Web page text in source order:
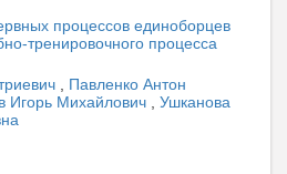
процессов единоборцев
тренировочного процесса
, Павленко Антон
Игорь Михайлович , Ушканова